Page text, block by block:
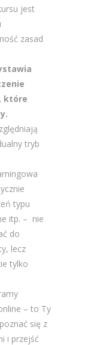
jest
zasad
które
tryb
typu
itp. – nie
do
lecz
tylko
– to Ty
się z
i przejść